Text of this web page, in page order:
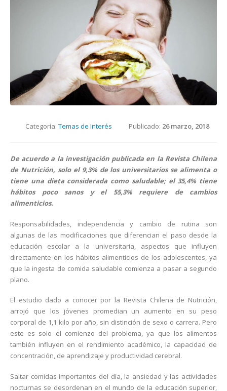
Categoría: Temas de Interés Publicado: 26 marzo, 2018
De acuerdo a la investigación publicada en la Revista Chilena
de Nutrición, solo el 9,3% de los universitarios se alimenta o
tiene una dieta considerada como saludable; el 35,4% tiene
hábitos poco sanos y el 55,3% requiere de cambios
alimenticios.
Responsabilidades, independencia y cambio de rutina son
algunas de las modificaciones que diferencian el paso desde la
educación escolar a la universitaria, aspectos que influyen
directamente en los hábitos alimenticios de los adolescentes, ya
que la ingesta de comida saludable comienza a pasar a segundo
plano.
El estudio dado a conocer por la Revista Chilena de Nutrición,
arrojó que los jóvenes promedian un aumento en su peso
corporal de 1,1 kilo por año, sin distinción de sexo o carrera. Pero
este es solo el comienzo del problema, ya que los alimentos
también influyen en el rendimiento académico, la capacidad de
concentración, de aprendizaje y productividad cerebral.
Saltar comidas importantes del día, la ansiedad y las actividades
nocturnas se desordenan en el mundo de la educación superior,